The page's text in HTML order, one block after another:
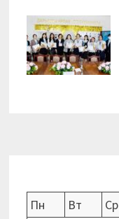
Пн
Вт Ср